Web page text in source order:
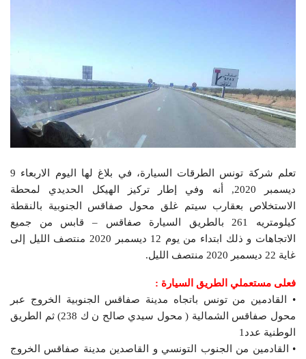
تعلم شركة تونس الطرقات السيارة، في بلاغ لها اليوم الاربعاء 9
ديسمبر 2020, أنه وفي إطار تركيز الهيكل الحديدي لمحطة
الاستخلاص بعقارب سيتم غلق محول صفاقس الجنوبية بالنقطة
كيلومتريه 261 بالطريق السيارة صفاقس – قابس من جميع
الاتجاهات و ذلك ابتداء من يوم 12 ديسمبر 2020 منتصف الليل إلى
غاية 22 ديسمبر 2020 منتصف الليل.
فعلى مستعملي الطريق السيارة :
• القادمين من تونس باتجاه مدينة صفاقس الجنوبية الخروج عبر
محول صفاقس الشمالية ( محول سيدي صالح ن ك 238) ثم الطريق
الوطنية عدد1
• القادمين من الجنوب التونسي و القاصدين مدينة صفاقس الخروج